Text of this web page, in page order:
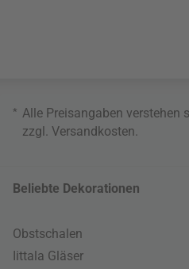
* Alle Preisangaben verstehen
zzgl. Versandkosten
Beliebte Dekorationen
Obstschalen
Iittala Gläser